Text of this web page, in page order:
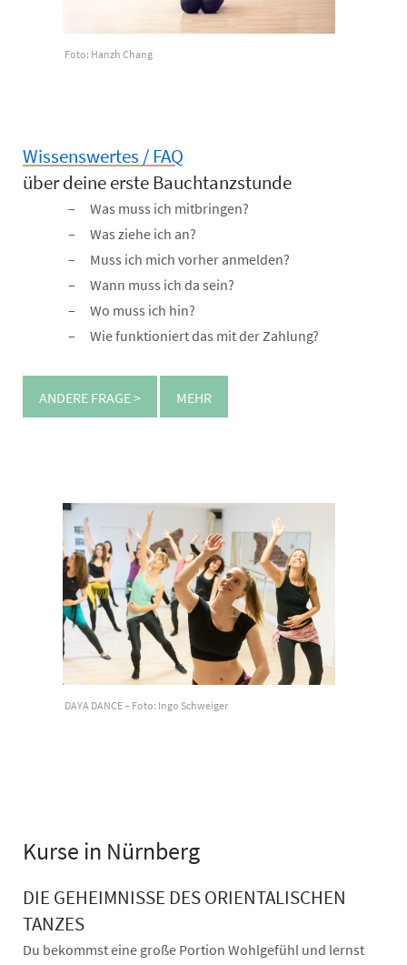
Foto: Hanzh Chang
Wissenswertes / FAQ
über deine erste Bauchtanzstunde
Was muss ich mitbringen?
Was ziehe ich an?
Muss ich mich vorher anmelden?
Wann muss ich da sein?
Wo muss ich hin?
Wie funktioniert das mit der Zahlung?
ANDERE FRAGE > MEHR
DAYA DANCE – Foto: Ingo Schweiger
Kurse in Nürnberg
DIE GEHEIMNISSE DES ORIENTALISCHEN
TANZES
Du bekommst eine große Portion Wohlgefühl und lernst